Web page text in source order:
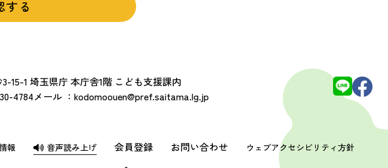
15-1 埼玉県庁 本庁舎1階 こども支援課内
4784メール ： kodomoouen@pref.saitama.lg.jp
報 音声読み上げ 会員登録 お問い合わせ ウェブアクセシビリティ方針